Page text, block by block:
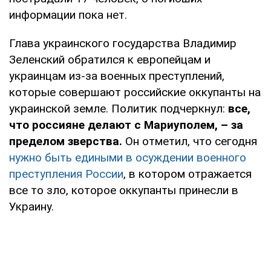
информации пока нет.
Глава украинского государства Владимир
Зеленский обратился к европейцам и
украинцам из-за военных преступлений,
которые совершают российские оккупанты на
украинской земле. Политик подчеркнул: все,
что россияне делают с Мариуполем, – за
пределом зверства. Он отметил, что сегодня
нужно быть едиными в осуждении военного
преступления России, в котором отражается
все то зло, которое оккупанты принесли в
Украину.